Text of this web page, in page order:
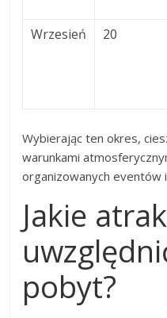
Wrzesień
20
Wybierając ten okres,
warunkami
organizowanych eventów
Jakie
pobyt?